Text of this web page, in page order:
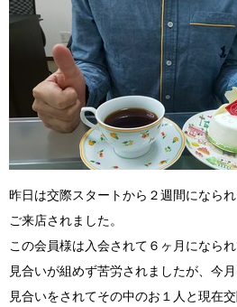
昨日は交際スタートから２週間になら
ご来店されました。
この会員様は入会されて６ヶ月になら
見合いが組めず苦労されましたが、今
見合いをされてその中のお１人と現在交